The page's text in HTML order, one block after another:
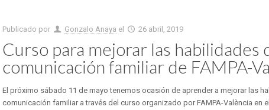
Publicado por Gonzalo Anaya el 26 abril, 2019
Curso para mejorar las habilidades
comunicación familiar de FAMPA-
El próximo sábado 11 de mayo tenemos ocasión de aprender a mejorar las
comunicación familiar a través del curso organizado por FAMPA-València en